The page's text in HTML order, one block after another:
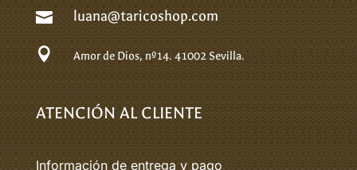
 luana@taricoshop.com
 Amor de Dios, nº14.41002 Sevilla.
ATENCIÓN AL CLIENTE
Información de entrega y pago